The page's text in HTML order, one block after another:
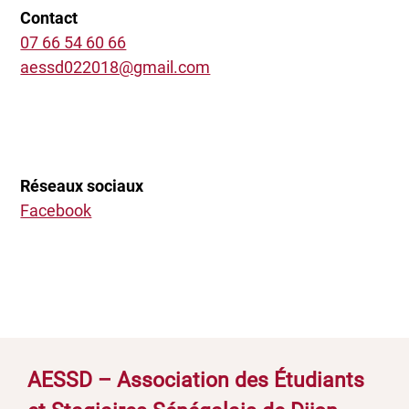
AESSD – Association des Étudiants
Contact
07 66 54 60 66
aessd022018@gmail.com
Réseaux sociaux
Facebook